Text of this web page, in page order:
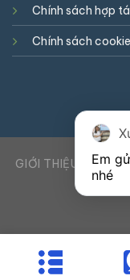
Chính sách hợp
Chính sách cookie
GIỚI THIỆU DỊCH
Em
nhé